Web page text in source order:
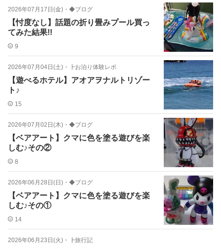
2026年07月17日(金) ・ ◆ブログ
【忖度なし】話題の折り畳みプール買っ
てみた結果!!
9
2026年07月04日(土) ・ ┣お泊り体験レポ
【遊べるホテル】アオアヲナルトリゾー
ト♪
15
2026年07月02日(木) ・ ◆ブログ
【ベアアート】クマに色を塗る遊びを楽
しむ♪その②
8
2026年06月28日(日) ・ ◆ブログ
【ベアアート】クマに色を塗る遊びを楽
しむ♪その①
14
2026年06月23日(火) ・ ┣旅行記